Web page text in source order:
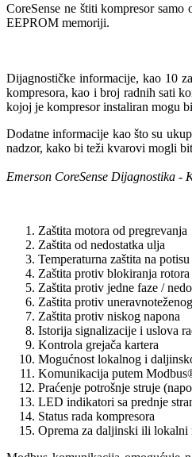
CoreSense ne štiti kompresor
EEPROM memoriji.
Dijagnostičke informacije, kao 10
kompresora, kao i broj radnih sati
kojoj je kompresor instaliran mogu
Dodatne informacije kao što su
nadzor, kako bi teži kvarovi mogli
Emerson CoreSense Dijagnostika -
Zaštita motora od pregrevanja
Zaštita od nedostatka ulja
Temperaturna zaštita na potisu
Zaštita protiv blokiranja rotora
Zaštita protiv jedne faze /
Zaštita protiv
Zaštita protiv niskog napona
Istorija signalizacije i uslova
Kontrola grejača kartera
Mogućnost lokalnog i
Komunikacija putem
Praćenje potrošnje struje
LED indikatori sa prednje
Status rada kompresora
Oprema za daljinski ili lokalni